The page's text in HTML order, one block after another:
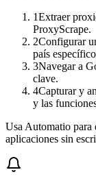
1Extraer
ProxyScrape.
2Configurar
país
3Navegar a
clave.
4Capturar y
y las
Usa Automatio para
aplicaciones sin